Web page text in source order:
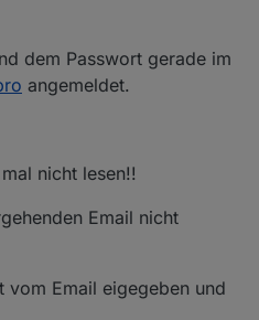
dem Passwort gerade im
angemeldet.
nicht lesen!!
Email nicht
vom Email eigegeben und